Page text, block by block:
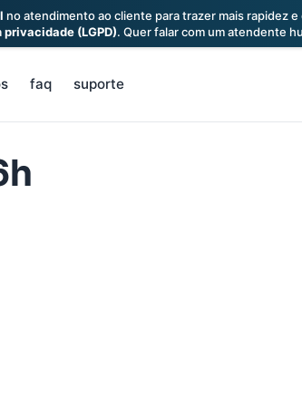
no atendimento ao cliente para trazer mais rapidez
privacidade (LGPD). Quer falar com um atendente
faq suporte